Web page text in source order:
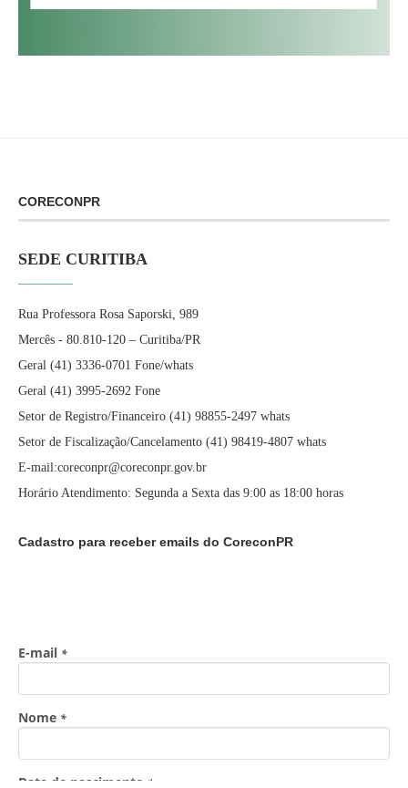
CORECONPR
SEDE CURITIBA
Rua Professora Rosa Saporski, 989
Mercês - 80.810-120 – Curitiba/PR
Geral (41) 3336-0701 Fone/whats
Geral (41) 3995-2692 Fone
Setor de Registro/Financeiro (41) 98855-2497 whats
Setor de Fiscalização/Cancelamento (41) 98419-4807 whats
E-mail:coreconpr@coreconpr.gov.br
Horário Atendimento: Segunda a Sexta das 9:00 as 18:00 horas
Cadastro para receber emails do CoreconPR